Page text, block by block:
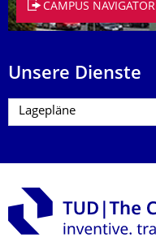
CAMPUS NAVIGATOR
Unsere Dienste